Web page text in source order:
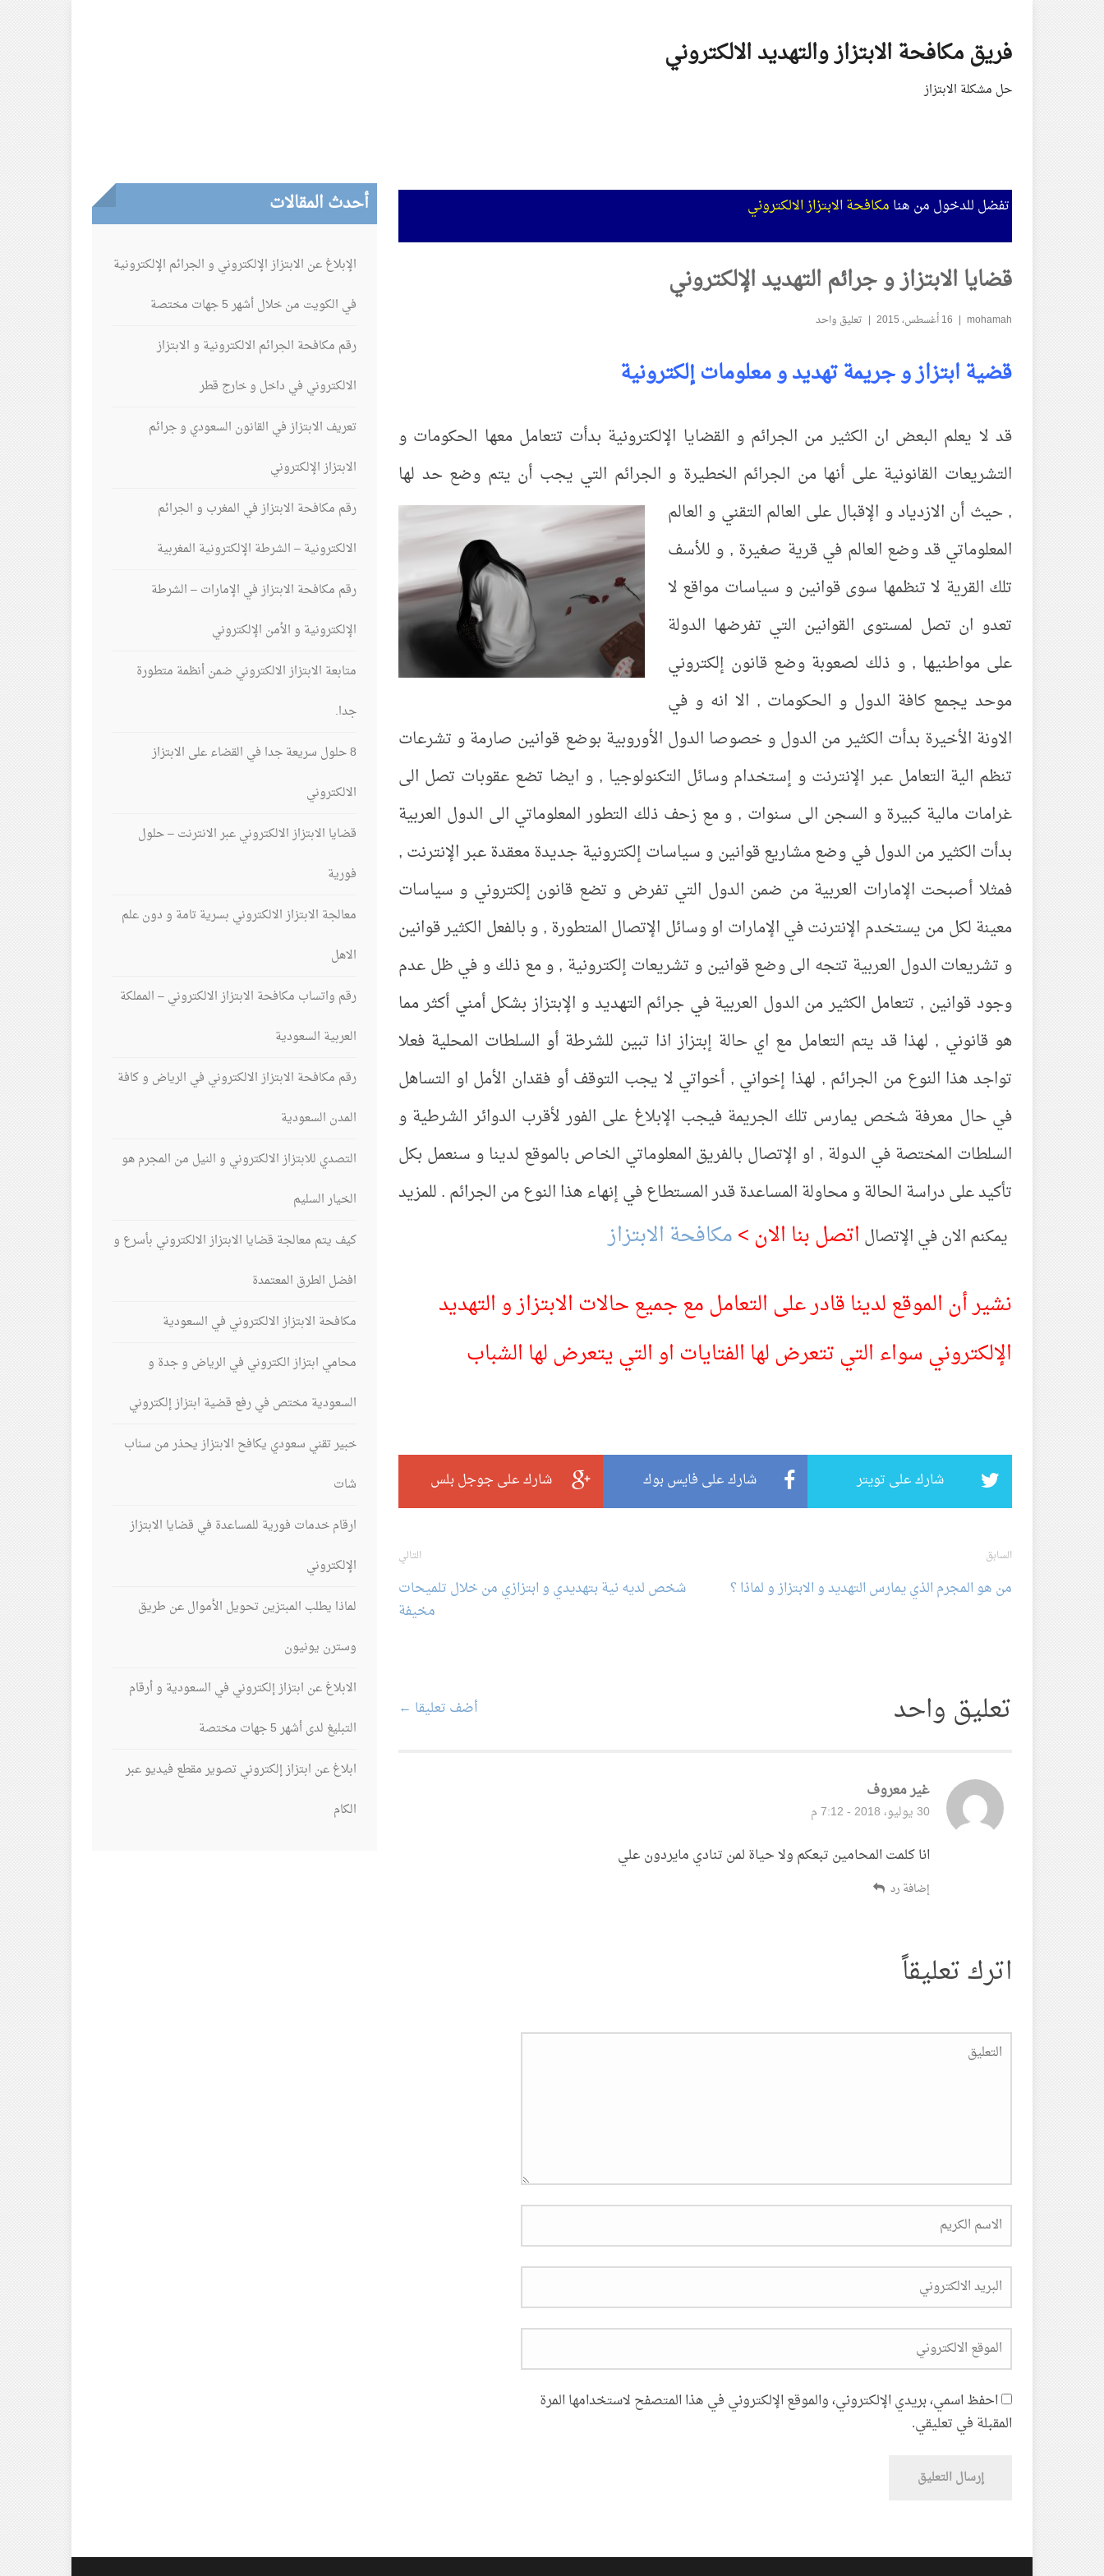
content
فريق مكافحة الابتزاز والتهديد الالكتروني
حل مشكلة الابتزاز
تفضل للدخول من هنا مكافحة الابتزاز الالكتروني
قضايا الابتزاز و جرائم التهديد الإلكتروني
mohamah 16 أغسطس، 2015 تعليق واحد
قضية ابتزاز و جريمة تهديد و معلومات إلكترونية
قد لا يعلم البعض ان الكثير من الجرائم و القضايا الإلكترونية بدأت تتعامل معها الحكومات و
التشريعات القانونية على أنها من الجرائم الخطيرة و الجرائم التي يجب أن يتم وضع حد لها
, حيث أن الازدياد و الإقبال على العالم التقني و العالم
المعلوماتي قد وضع العالم في قرية صغيرة , و للأسف
تلك القرية لا تنظمها سوى قوانين و سياسات مواقع لا
تعدو ان تصل لمستوى القوانين التي تفرضها الدولة
على مواطنيها , و ذلك لصعوبة وضع قانون إلكتروني
موحد يجمع كافة الدول و الحكومات , الا انه و في
الاونة الأخيرة بدأت الكثير من الدول و خصوصا الدول الأوروبية بوضع قوانين صارمة و تشرعات
تنظم الية التعامل عبر الإنترنت و إستخدام وسائل التكنولوجيا , و ايضا تضع عقوبات تصل الى
غرامات مالية كبيرة و السجن الى سنوات , و مع زحف ذلك التطور المعلوماتي الى الدول العربية
بدأت الكثير من الدول في وضع مشاريع قوانين و سياسات إلكترونية جديدة معقدة عبر الإنترنت ,
فمثلا أصبحت الإمارات العربية من ضمن الدول التي تفرض و تضع قانون إلكتروني و سياسات
معينة لكل من يستخدم الإنترنت في الإمارات او وسائل الإتصال المتطورة , و بالفعل الكثير قوانين
و تشريعات الدول العربية تتجه الى وضع قوانين و تشريعات إلكترونية , و مع ذلك و في ظل عدم
وجود قوانين , تتعامل الكثير من الدول العربية في جرائم التهديد و الإبتزاز بشكل أمني أكثر مما
هو قانوني , لهذا قد يتم التعامل مع اي حالة إبتزاز اذا تبين للشرطة أو السلطات المحلية فعلا
تواجد هذا النوع من الجرائم , لهذا إخواني , أخواتي لا يجب التوقف أو فقدان الأمل او التساهل
في حال معرفة شخص يمارس تلك الجريمة فيجب الإبلاغ على الفور لأقرب الدوائر الشرطية و
السلطات المختصة في الدولة , او الإتصال بالفريق المعلوماتي الخاص بالموقع لدينا و سنعمل بكل
تأكيد على دراسة الحالة و محاولة المساعدة قدر المستطاع في إنهاء هذا النوع من الجرائم . للمزيد
يمكنم الان في الإتصال اتصل بنا الان >مكافحة الابتزاز
نشير أن الموقع لدينا قادر على التعامل مع جميع حالات الابتزاز و التهديد
الإلكتروني سواء التي تتعرض لها الفتايات او التي يتعرض لها الشباب
شارك على تويتر شارك على فايس بوك شارك على جوجل بلس
تصفح
السابق
من هو المجرم الذي يمارس التهديد و الابتزاز و لماذا ؟
التالي
شخص لديه نية بتهديدي و ابتزازي من خلال تلميحات
مخيفة
تعليق واحد أضف تعليقا ←
غير معروف
30 يوليو، 2018 - 7:12 م
انا كلمت المحامين تبعكم ولا حياة لمن تنادي مايردون علي
إضافة رد
اترك تعليقاً
احفظ اسمي، بريدي الإلكتروني، والموقع الإلكتروني في هذا المتصفح لاستخدامها المرة
المقبلة في تعليقي.
أحدث المقالات
الإبلاغ عن الابتزاز الإلكتروني و الجرائم الإلكترونية
في الكويت من خلال أشهر 5 جهات مختصة
رقم مكافحة الجرائم الالكترونية و الابتزاز
الالكتروني في داخل و خارج قطر
تعريف الابتزاز في القانون السعودي و جرائم
الابتزاز الإلكتروني
رقم مكافحة الابتزاز في المغرب و الجرائم
الالكترونية – الشرطة الإلكترونية المغربية
رقم مكافحة الابتزاز في الإمارات – الشرطة
الإلكترونية و الأمن الإلكتروني
متابعة الابتزاز الالكتروني ضمن أنظمة متطورة
جدا.
8 حلول سريعة جدا في القضاء على الابتزاز
الالكتروني
قضايا الابتزاز الالكتروني عبر الانترنت – حلول
فورية
معالجة الابتزاز الالكتروني بسرية تامة و دون علم
الاهل
رقم واتساب مكافحة الابتزاز الالكتروني – المملكة
العربية السعودية
رقم مكافحة الابتزاز الالكتروني في الرياض و كافة
المدن السعودية
التصدي للابتزاز الالكتروني و النيل من المجرم هو
الخيار السليم
كيف يتم معالجة قضايا الابتزاز الالكتروني بأسرع و
افضل الطرق المعتمدة
مكافحة الابتزاز الالكتروني في السعودية
محامي ابتزاز الكتروني في الرياض و جدة و
السعودية مختص في رفع قضية ابتزاز إلكتروني
خبير تقني سعودي يكافح الابتزاز يحذر من سناب
شات
ارقام خدمات فورية للمساعدة في قضايا الابتزاز
الإلكتروني
لماذا يطلب المبتزين تحويل الأموال عن طريق
وسترن يونيون
الابلاغ عن ابتزاز إلكتروني في السعودية و أرقام
التبليغ لدى أشهر 5 جهات مختصة
ابلاغ عن ابتزاز إلكتروني تصوير مقطع فيديو عبر
الكام